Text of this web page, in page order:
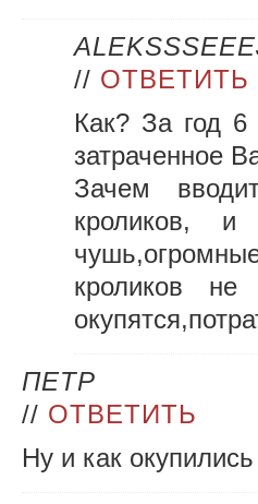
// ОТВЕТИТЬ
Как? За год 6
затраченное
Зачем
кроликов,
кроликов
ПЕТР
// ОТВЕТИТЬ
Ну и как